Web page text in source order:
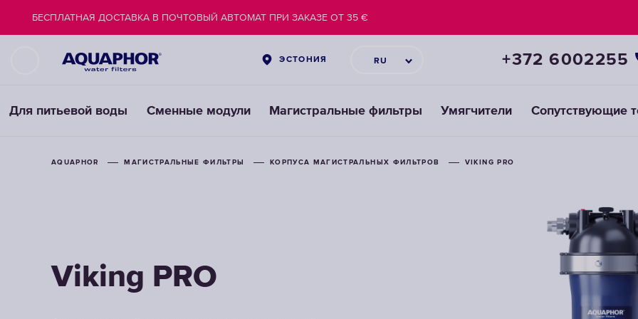
ЭСТОНИЯ RU +372 6002255
Для питьевой воды Сменные модули Магистральные фильтры Умягчители Сопутствующие
БЕСПЛАТНАЯ ДОСТАВКА В ПОЧТОВЫЙ АВТОМАТ ПРИ ЗАКАЗЕ ОТ 35 €
AQUAPHOR МАГИСТРАЛЬНЫЕ ФИЛЬТРЫ КОРПУСА МАГИСТРАЛЬНЫХ ФИЛЬТРОВ VIKING PRO
Viking PRO
AQUAPHOR МАГИСТРАЛЬНЫЕ ФИЛЬТРЫ КОРПУСА МАГИСТРАЛЬНЫХ ФИЛЬТРОВ VIKING PRO
Viking PRO
AQUAPHOR МАГИСТРАЛЬНЫЕ ФИЛЬТРЫ КОРПУСА МАГИСТРАЛЬНЫХ ФИЛЬТРОВ VIKING PRO
Viking PRO